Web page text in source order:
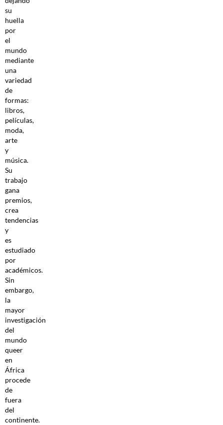
su
huella
por
el
mundo
mediante
una
variedad
de
formas:
libros,
películas,
moda,
arte
y
música.
Su
trabajo
gana
premios,
crea
tendencias
y
es
estudiado
por
académicos.
Sin
embargo,
la
mayor
investigación
del
mundo
queer
en
África
procede
de
fuera
del
continente.